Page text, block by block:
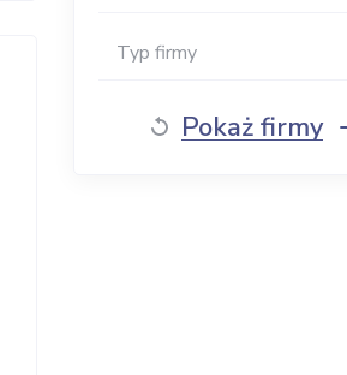
Typ firmy
Pokaż firmy